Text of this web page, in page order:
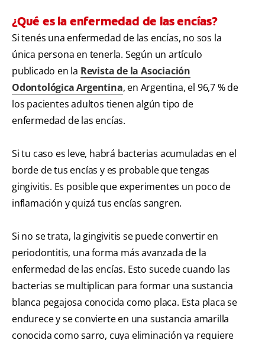
¿Qué es la enfermedad de las encías?
Si tenés una enfermedad de las encías, no sos la
única persona en tenerla. Según un artículo
publicado en la Revista de la Asociación
Odontológica Argentina, en Argentina, el 96,7 % de
los pacientes adultos tienen algún tipo de
enfermedad de las encías.
Si tu caso es leve, habrá bacterias acumuladas en el
borde de tus encías y es probable que tengas
gingivitis. Es posible que experimentes un poco de
inflamación y quizá tus encías sangren.
Si no se trata, la gingivitis se puede convertir en
periodontitis, una forma más avanzada de la
enfermedad de las encías. Esto sucede cuando las
bacterias se multiplican para formar una sustancia
blanca pegajosa conocida como placa. Esta placa se
endurece y se convierte en una sustancia amarilla
conocida como sarro, cuya eliminación ya requiere